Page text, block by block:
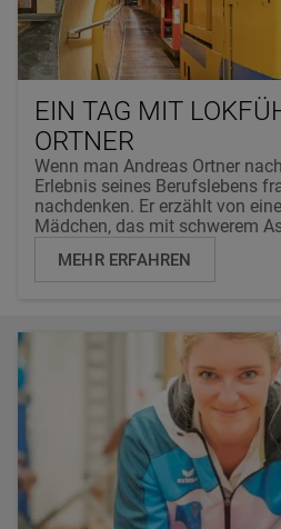
EIN TAG MIT
ORTNER
Wenn man Andreas Ortner
Erlebnis seines Berufslebens
nachdenken. Er erzählt von
Mädchen, das mit schwerem
MEHR ERFAHREN